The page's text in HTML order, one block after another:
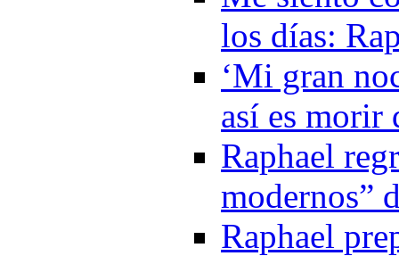
los días:
‘Mi gran
así es morir
Raphael
modernos”
Raphael